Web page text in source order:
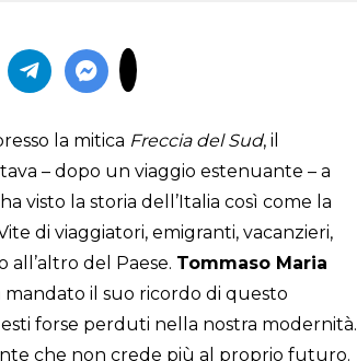
la mitica Freccia del Sud, il
– dopo un viaggio estenuante – a
visto la storia dell’Italia così come la
di viaggiatori, emigranti, vacanzieri,
all’altro del Paese. Tommaso Maria
il suo ricordo di questo
forse perduti nella nostra modernità.
che non crede più al proprio futuro.